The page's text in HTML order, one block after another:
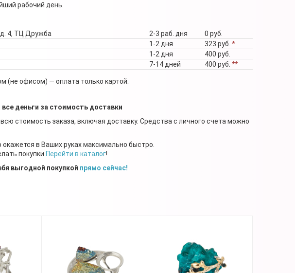
рабочий день.
д. 4, ТЦ Дружба
2-3 раб. дня
0 руб.
1-2 дня 323 руб. *
1-2 дня
400 руб.
7-14 дней 400 руб. **
(не офисом) — оплата только картой.
деньги за стоимость доставки
стоимость заказа, включая доставку. Средства с личного счета можно
в Ваших руках максимально быстро.
покупки Перейти в каталог!
выгодной покупкой прямо сейчас!